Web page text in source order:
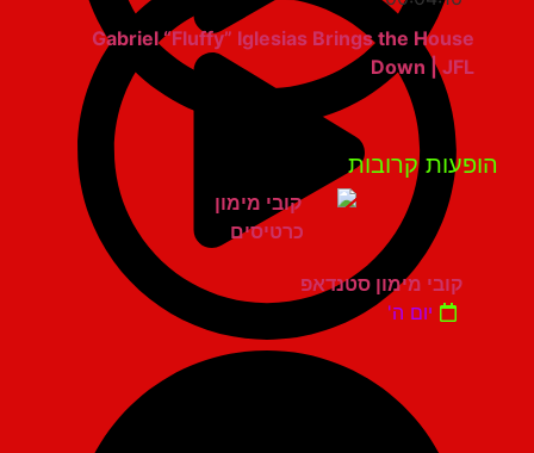
Gabriel “Fluffy” Iglesias Brings the House
Down | JFL
קרובות
קובי מימון סטנדאפ
יום ה'